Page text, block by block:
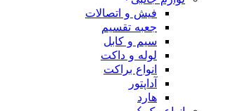
فیش و اتصالات
جعبه تقسیم
سیم و کابل
لوله و داکت
انواع براکت
آداپتور
هارد